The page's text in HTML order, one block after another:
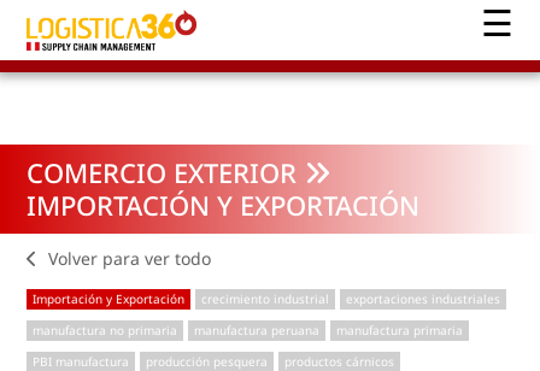
COMERCIO EXTERIOR
IMPORTACIÓN Y EXPORTACIÓN
Volver para ver todo
Importación y Exportación crecimiento industrial
exportaciones industriales
manufactura no primaria
manufactura peruana
manufactura primaria
PBI manufactura
producción pesquera
productos cárnicos